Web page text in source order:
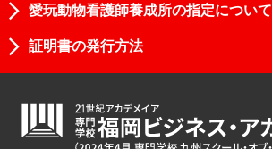
愛玩動物看護師養成所の指定について
証明書の発行方法